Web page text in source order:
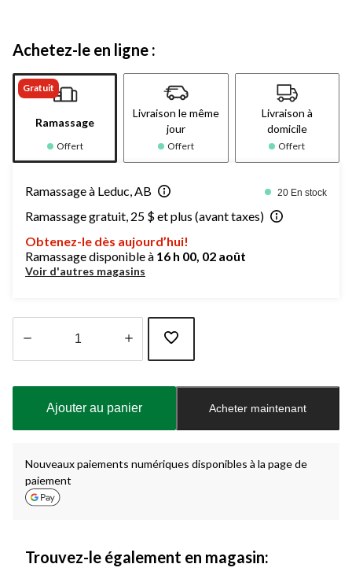
Achetez-le en ligne :
Gratuit
Ramassage
Offert
Livraison le même
jour
Offert
Livraison à
domicile
Offert
Ramassage à Leduc, AB 20 En stock
Ramassage gratuit, 25 $ et plus (avant taxes)
Obtenez-le dès aujourd’hui!
Ramassage disponible à 16 h 00, 02 août
Voir d'autres magasins
à
Ajouter au panier Acheter maintenant
Nouveaux paiements numériques disponibles à la page de
paiement
Trouvez-le également en magasin: